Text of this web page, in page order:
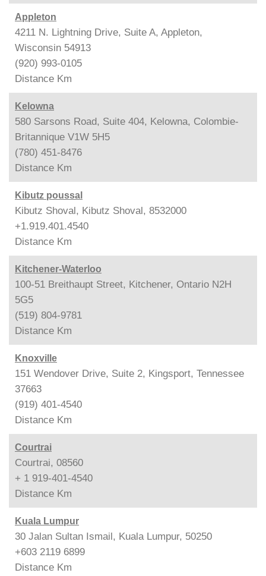
Appleton
4211 N. Lightning Drive, Suite A, Appleton,
Wisconsin 54913
(920) 993-0105
Distance Km
Kelowna
580 Sarsons Road, Suite 404, Kelowna, Colombie-
Britannique V1W 5H5
(780) 451-8476
Distance Km
Kibutz poussal
Kibutz Shoval, Kibutz Shoval, 8532000
+1.919.401.4540
Distance Km
Kitchener-Waterloo
100-51 Breithaupt Street, Kitchener, Ontario N2H
5G5
(519) 804-9781
Distance Km
Knoxville
151 Wendover Drive, Suite 2, Kingsport, Tennessee
37663
(919) 401-4540
Distance Km
Courtrai
Courtrai, 08560
+ 1 919-401-4540
Distance Km
Kuala Lumpur
30 Jalan Sultan Ismail, Kuala Lumpur, 50250
+603 2119 6899
Distance Km